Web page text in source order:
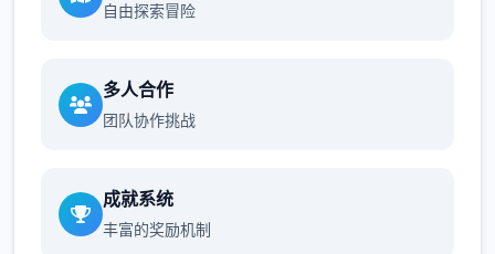
自由探索冒险
多人合作
团队协作挑战
成就系统
丰富的奖励机制